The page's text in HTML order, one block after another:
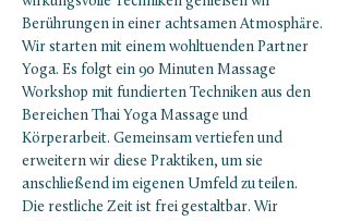
Berührungen in einer achtsamen Atmosphäre.
Wir starten mit einem wohltuenden Partner
Yoga. Es folgt ein 90 Minuten Massage
Workshop mit fundierten Techniken aus den
Bereichen Thai Yoga Massage und
Körperarbeit. Gemeinsam vertiefen und
erweitern wir diese Praktiken, um sie
anschließend im eigenen Umfeld zu teilen.
Die restliche Zeit ist frei gestaltbar. Wir